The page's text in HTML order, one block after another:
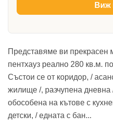
Виж
Представяме ви прекрасен
пентхауз реално 280 кв.м.
Състои се от коридор, /
жилище /, разчупена дневна
обособена на кътове с
детски, / едната с бан...